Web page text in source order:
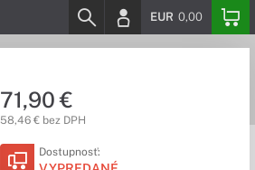
EUR 0,00
71,90 €
58,46 € bez DPH
Dostupnosť: